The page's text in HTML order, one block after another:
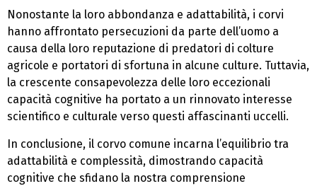
Nonostante la loro abbondanza e adattabilità, i corvi
hanno affrontato persecuzioni da parte dell’uomo a
causa della loro reputazione di predatori di colture
agricole e portatori di sfortuna in alcune culture. Tuttavia,
la crescente consapevolezza delle loro eccezionali
capacità cognitive ha portato a un rinnovato interesse
scientifico e culturale verso questi affascinanti uccelli.
In conclusione, il corvo comune incarna l’equilibrio tra
adattabilità e complessità, dimostrando capacità
cognitive che sfidano la nostra comprensione